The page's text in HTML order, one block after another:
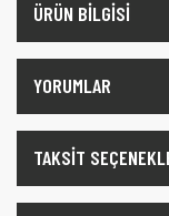
ÜRÜN BİLGİSİ
YORUMLAR
TAKSİT